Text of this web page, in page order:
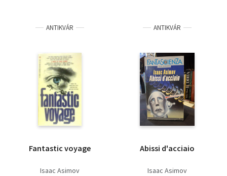
ANTIKVÁR
Fantastic voyage
Isaac Asimov
ANTIKVÁR
Abissi d'acciaio
Isaac Asimov